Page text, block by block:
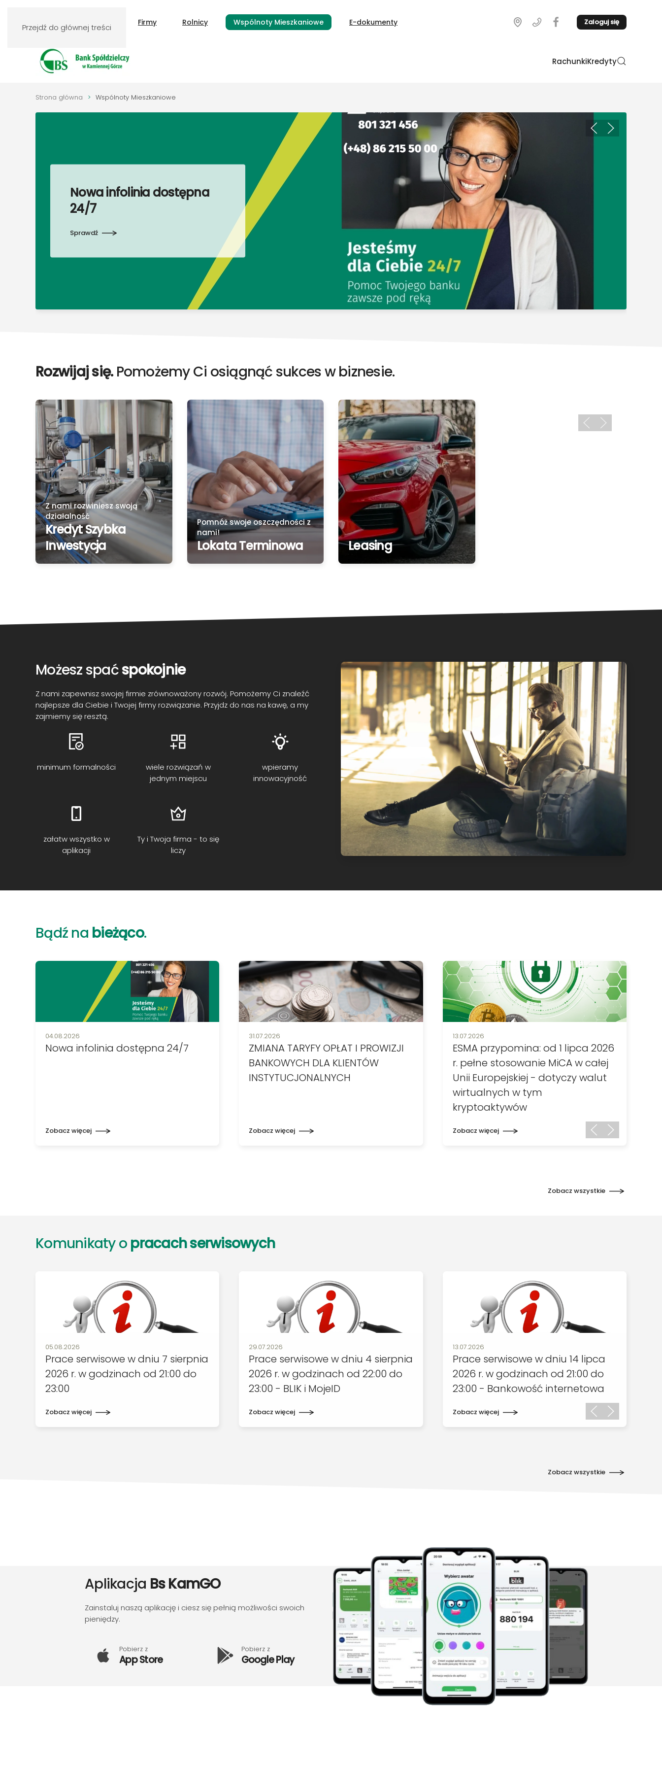
Przejdź do głównej treści
Klienci indywidualni Firmy Rolnicy Wspólnoty Mieszkaniowe E-dokumenty Zaloguj się
RachunkiKredyty
Strona główna Wspólnoty Mieszkaniowe
Sprawdź ofertę naszego Banku dla Firm
Nowa infolinia dostępna
24/7
Sprawdź
Rozwijaj się.Pomożemy Ci osiągnąć sukces w biznesie.
Z nami rozwiniesz swoją
działalność
Kredyt Szybka
Inwestycja
Pomnóż swoje oszczędności z
nami!
Lokata Terminowa Leasing
Możesz spaćspokojnie
Z nami zapewnisz swojej firmie zrównoważony rozwój. Pomożemy Ci znaleźć
najlepsze dla Ciebie i Twojej firmy rozwiązanie. Przyjdz do nas na kawę, a my
zajmiemy się resztą.
minimum formalności
wiele rozwiązań w
jednym miejscu
wpieramy
innowacyjność
załatw wszystko w
aplikacji
Ty i Twoja firma - to się
liczy
Bądź na bieżąco.
Data publikacji:
04.08.2026
Nowa infolinia dostępna 24/7
Zobacz więcej
Data publikacji:
31.07.2026
ZMIANA TARYFY OPŁAT I PROWIZJI
BANKOWYCH DLA KLIENTÓW
INSTYTUCJONALNYCH
Zobacz więcej
Data publikacji:
13.07.2026
ESMA przypomina: od 1 lipca 2026
r. pełne stosowanie MiCA w całej
Unii Europejskiej - dotyczy walut
wirtualnych w tym
kryptoaktywów
Zobacz więcej
Zobacz wszystkie
Komunikaty o pracach serwisowych
Data publikacji:
05.08.2026
Prace serwisowe w dniu 7 sierpnia
2026 r. w godzinach od 21:00 do
23:00
Zobacz więcej
Data publikacji:
29.07.2026
Prace serwisowe w dniu 4 sierpnia
2026 r. w godzinach od 22:00 do
23:00 - BLIK i MojeID
Zobacz więcej
Data publikacji:
13.07.2026
Prace serwisowe w dniu 14 lipca
2026 r. w godzinach od 21:00 do
23:00 - Bankowość internetowa
Zobacz więcej
Zobacz wszystkie
Aplikacja Bs KamGO
Zainstaluj naszą aplikację i ciesz się pełnią możliwości swoich
pieniędzy.
Pobierz z
App Store
Pobierz z
Google Play